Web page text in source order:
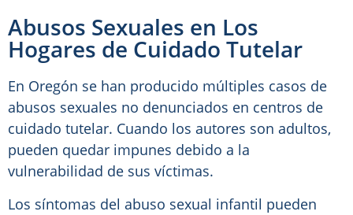
Abusos Sexuales en Los
Hogares de Cuidado Tutelar
En Oregón se han producido múltiples casos de
abusos sexuales no denunciados en centros de
cuidado tutelar. Cuando los autores son adultos,
pueden quedar impunes debido a la
vulnerabilidad de sus víctimas.
Los síntomas del abuso sexual infantil pueden